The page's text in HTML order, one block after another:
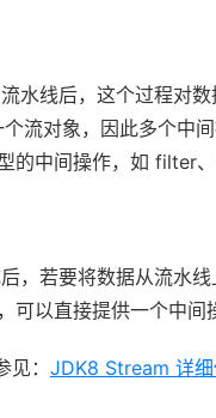
水线后，这个过程对数
流对象，因此多个中
的中间操作，如 filter
，若要将数据从流水
可以直接提供一个中
： JDK8 Stream 详细